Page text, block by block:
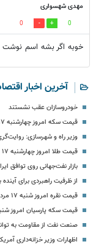
مهدی شهسواری
0
0
خوبه اگر بشه اسم نوشت
آخرین اخبار
خودروسازان عقب نشستند
قیمت سکه امروز چهارشنبه ۱۷ مرداد ۱۴۰۵
وزیر راه و شهرسازی:
قیمت طلا امروز چهارشنبه ۱۷ مرداد ۱۴۰۵
بازار نفت‌جهانی روی توافق
از ظرفیت راهبردی برای
قیمت نقره امروز شنبه ۱۷ مرداد ۱۴۰۵ + جدول
قیمت سکه پارسیان امروز شنبه ۱۷ مرداد ۱۴۰۵ +
صنعت نفت از مقاومت به
اظهارات وزیر خزانه‌داری